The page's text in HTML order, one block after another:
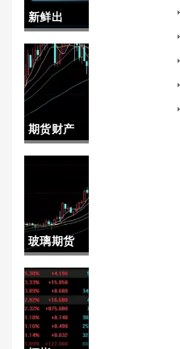
新鲜出
炉！甲醇
期货手续
费(中信期
货甲醇一
期货财产
证明(期货
怎么开)
玻璃期货
2019持仓
量(玻璃期
货历史数